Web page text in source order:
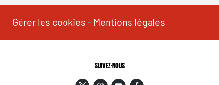
Gérer les cookies - Mentions légales
SUIVEZ-NOUS